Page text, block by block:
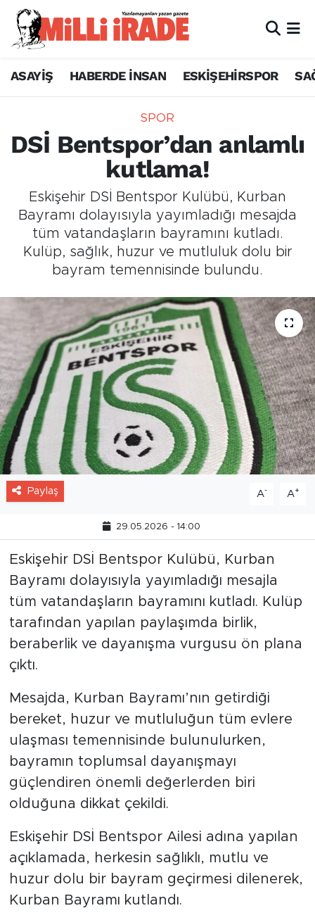
ASAYİŞ HABERDE İNSAN ESKİŞEHİRSPOR
SPOR
DSİ Bentspor’dan anlamlı
kutlama!
Eskişehir DSİ Bentspor Kulübü, Kurban
Bayramı dolayısıyla yayımladığı mesajda
tüm vatandaşların bayramını kutladı.
Kulüp, sağlık, huzur ve mutluluk dolu bir
bayram temennisinde bulundu.
Paylaş A- A+
29.05.2026 - 14:00
Eskişehir DSİ Bentspor Kulübü, Kurban
Bayramı dolayısıyla yayımladığı mesajla
tüm vatandaşların bayramını kutladı. Kulüp
tarafından yapılan paylaşımda birlik,
beraberlik ve dayanışma vurgusu ön plana
çıktı.
Mesajda, Kurban Bayramı’nın getirdiği
bereket, huzur ve mutluluğun tüm evlere
ulaşması temennisinde bulunulurken,
bayramın toplumsal dayanışmayı
güçlendiren önemli değerlerden biri
olduğuna dikkat çekildi.
Eskişehir DSİ Bentspor Ailesi adına yapılan
açıklamada, herkesin sağlıklı, mutlu ve
huzur dolu bir bayram geçirmesi dilenerek,
Kurban Bayramı kutlandı.